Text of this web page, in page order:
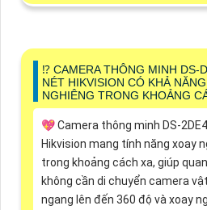
⁉️ CAMERA THÔNG MINH DS-
NÉT HIKVISION CÓ KHẢ
NGHIÊNG TRONG KHOẢNG
💖 Camera thông minh DS-
Hikvision mang tính năng xoay
trong khoảng cách xa, giúp
không cần di chuyển camera
ngang lên đến 360 độ và xoay